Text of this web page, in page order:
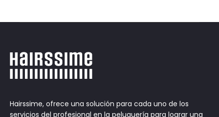
Hairssime, ofrece una solución para cada uno de los
servicios del profesional en la peluquería para lograr una